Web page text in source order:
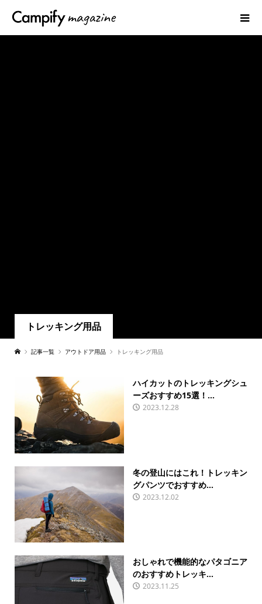
トレッキング用品
記事一覧 アウトドア用品 トレッキング用品
ハイカットのトレッキングシュ
ーズおすすめ15選！...
2023.12.28
冬の登山にはこれ！トレッキン
グパンツでおすすめ...
2023.12.02
おしゃれで機能的なパタゴニア
のおすすめトレッキ...
2023.11.25